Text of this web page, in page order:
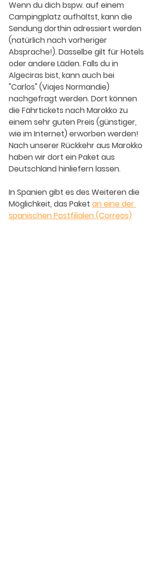
Wenn du dich bspw. auf einem
Campingplatz aufhältst, kann die
Sendung dorthin adressiert werden
(natürlich nach vorheriger
Absprache!). Dasselbe gilt für Hotels
oder andere Läden. Falls du in
Algeciras bist, kann auch bei
"Carlos" (Viajes Normandie)
nachgefragt werden. Dort können
die Fährtickets nach Marokko zu
einem sehr guten Preis (günstiger,
wie im Internet) erworben werden!
Nach unserer Rückkehr aus Marokko
haben wir dort ein Paket aus
Deutschland hinliefern lassen.
In Spanien gibt es des Weiteren die
Möglichkeit, das Paket an eine der
spanischen Postfilialen (Correos)